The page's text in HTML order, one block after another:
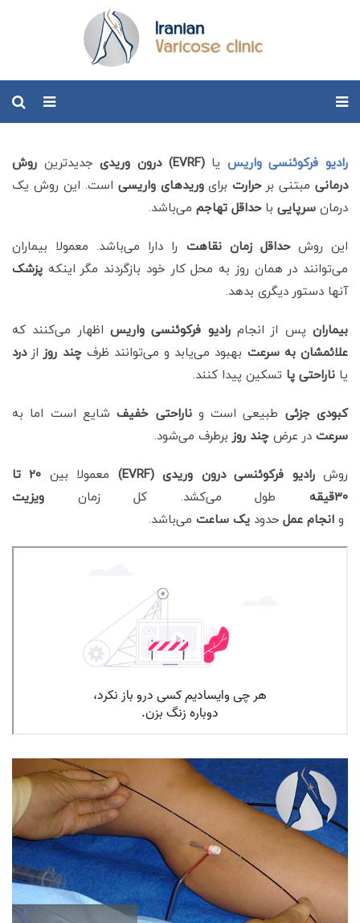
رادیو فرکوئنسی واریس یا(EVRF) درون وریدیجدیدترین روش
درمانیمبتنی برحرارتبرایوریدهای واریسی است. این روش یک
درمانسرپایی باحداقل تهاجم می‌باشد.
این روشحداقل زمان نقاهت را دارا می‌باشد. معمولا بیماران
می‌توانند در همان روز به محل کار خود بازگردند مگر اینکه پزشک
آنها دستور دیگری بدهد.
بیماران پس از انجامرادیو فرکوئنسی واریس اظهار می‌کنند که
علائمشان بهسرعت بهبود می‌یابد و می‌توانند ظرفچند روز ازدرد
یا ناراحتی پا تسکین پیدا کنند.
کبودی جزئی طبیعی است وناراحتی خفیفشایع است اما به
سرعتدر عرضچند روز برطرف می‌شود.
روشرادیو فرکوئنسی درون وریدی (EVRF) معمولا بین
20 تا
30قیقه
طول می‌کشد. کل زمان ویزیت
وانجام عملحدود یک ساعت می‌باشد.